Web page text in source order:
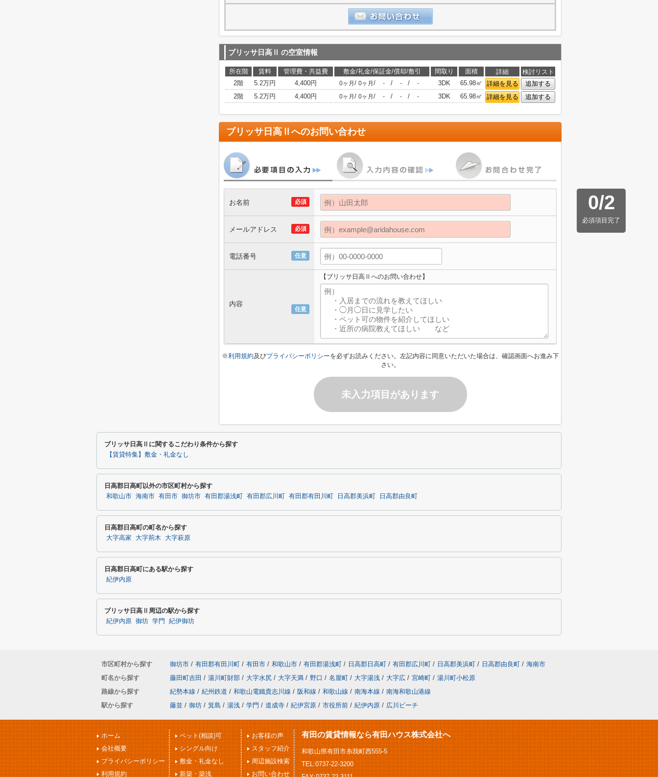
ブリッサ日高Ⅱ の空室情報
所在階 賃料 管理費・共益費 敷金/礼金/保証金/償却/敷引 間取り 面積 詳細
検討リスト
2階
5.2万円 4,400円 0ヶ月 / 0ヶ月 / - / - / - 3DK 65.98㎡ 詳細を見る
追加する
2階
5.2万円 4,400円 0ヶ月 / 0ヶ月 / - / - / - 3DK 65.98㎡ 詳細を見る 追加する
ブリッサ日高Ⅱ へのお問い合わせ
0/2
必須項目完了
必須
お名前
必須
メールアドレス
任意
電話番号
任意
内容
【ブリッサ日高Ⅱへのお問い合わせ】
※利用規約及びプライバシーポリシーを必ずお読みください。左記内容に同意いただいた場合は、確認画面へお進み下
さい。
未入力項目があります
ブリッサ日高Ⅱに関するこだわり条件から探す
【賃貸特集】敷金・礼金なし
日高郡日高町以外の市区町村から探す
和歌山市 海南市 有田市 御坊市 有田郡湯浅町 有田郡広川町 有田郡有田川町 日高郡美浜町 日高郡由良町
日高郡日高町の町名から探す
大字高家 大字荊木 大字萩原
日高郡日高町にある駅から探す
紀伊内原
ブリッサ日高Ⅱ周辺の駅から探す
紀伊内原 御坊 学門 紀伊御坊
市区町村から探す 御坊市 / 有田郡有田川町 / 有田市 / 和歌山市 / 有田郡湯浅町 / 日高郡日高町 / 有田郡広川町 / 日高郡美浜町 / 日高郡由良町 / 海南市
町名から探す
藤田町吉田 / 湯川町財部 / 大字水尻 / 大字天満 / 野口 / 名屋町 / 大字湯浅 / 大字広 / 宮崎町 / 湯川町小松原
路線から探す
紀勢本線 / 紀州鉄道 / 和歌山電鐵貴志川線 / 阪和線 / 和歌山線 / 南海本線 / 南海和歌山港線
駅から探す
藤並 / 御坊 / 箕島 / 湯浅 / 学門 / 道成寺 / 紀伊宮原 / 市役所前 / 紀伊内原 / 広川ビーチ
ホーム
会社概要
プライバシーポリシー
利用規約
ペット(相談)可
シングル向け
敷金・礼金なし
新築・築浅
お客様の声
スタッフ紹介
周辺施設検索
お問い合わせ
有田の賃貸情報なら有田ハウス株式会社へ
和歌山県有田市糸我町西555-5
TEL:0737-22-3200